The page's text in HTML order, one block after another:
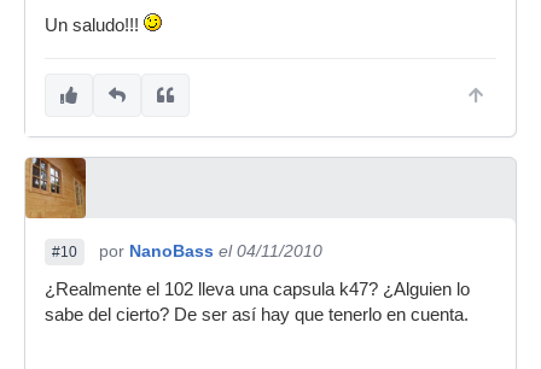
Un saludo!!!
#10 por NanoBass el 04/11/2010
¿Realmente el 102 lleva una capsula k47? ¿Alguien lo
sabe del cierto? De ser así hay que tenerlo en cuenta.